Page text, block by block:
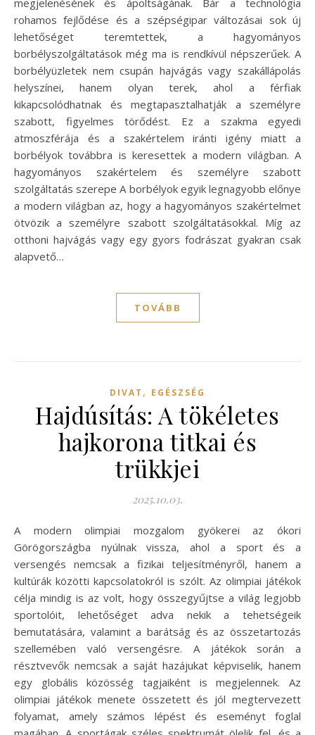
megjelenésének és ápoltságának. Bár a technológia
rohamos fejlődése és a szépségipar változásai sok új
lehetőséget teremtettek, a hagyományos
borbélyszolgáltatások még ma is rendkívül népszerűek. A
borbélyüzletek nem csupán hajvágás vagy szakállápolás
helyszínei, hanem olyan terek, ahol a férfiak
kikapcsolódhatnak és megtapasztalhatják a személyre
szabott, figyelmes törődést. Ez a szakma egyedi
atmoszférája és a szakértelem iránti igény miatt a
borbélyok továbbra is keresettek a modern világban. A
hagyományos szakértelem és személyre szabott
szolgáltatás szerepe A borbélyok egyik legnagyobb előnye
a modern világban az, hogy a hagyományos szakértelmet
ötvözik a személyre szabott szolgáltatásokkal. Míg az
otthoni hajvágás vagy egy gyors fodrászat gyakran csak
alapvető…
TOVÁBB
DIVAT , EGÉSZSÉG
Hajdúsítás: A tökéletes
hajkorona titkai és
trükkjei
2025.10.03.
A modern olimpiai mozgalom gyökerei az ókori
Görögországba nyúlnak vissza, ahol a sport és a
versengés nemcsak a fizikai teljesítményről, hanem a
kultúrák közötti kapcsolatokról is szólt. Az olimpiai játékok
célja mindig is az volt, hogy összegyűjtse a világ legjobb
sportolóit, lehetőséget adva nekik a tehetségeik
bemutatására, valamint a barátság és az összetartozás
szellemében való versengésre. A játékok során a
résztvevők nemcsak a saját hazájukat képviselik, hanem
egy globális közösség tagjaiként is megjelennek. Az
olimpiai játékok menete összetett és jól megtervezett
folyamat, amely számos lépést és eseményt foglal